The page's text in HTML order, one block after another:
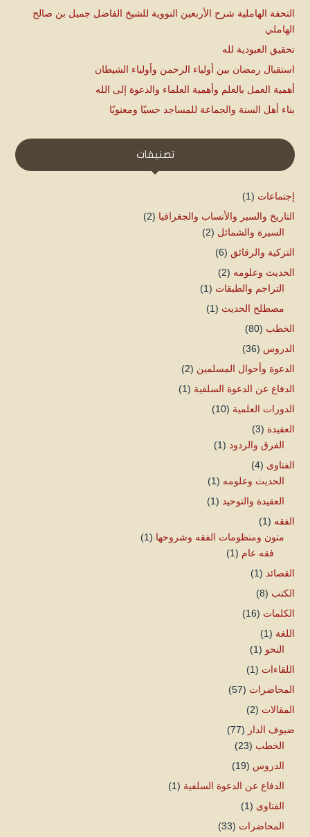
التحفة الهاملية شرح الأربعين النووية للشيخ الفاضل جميل بن صالح
الهاملي
تحقيق العبودية لله
استقبال رمضان بين أولياء الرحمن وأولياء الشيطان
أهمية العمل بالعلم وأهمية العلماء والدعوة إلى الله
بناء أهل السنة والجماعة للمساجد حسيًا ومعنويًا
تصنيفات
إجتماعات (1)
التاريخ والسير والأنساب والجغرافيا (2)
السيرة والشمائل (2)
التزكية والرقائق (6)
الحديث وعلومه (2)
التراجم والطبقات (1)
مصطلح الحديث (1)
الخطب (80)
الدروس (36)
الدعوة وأحوال المسلمين (2)
الدفاع عن الدعوة السلفية (1)
الدورات العلمية (10)
العقيدة (3)
الفرق والردود (1)
الفتاوى (4)
الحديث وعلومه (1)
العقيدة والتوحيد (1)
الفقه (1)
متون ومنظومات الفقه وشروحها (1)
فقه عام (1)
القصائد (1)
الكتب (8)
الكلمات (16)
اللغة (1)
النحو (1)
اللقاءات (1)
المحاضرات (57)
المقالات (2)
ضيوف الدار (77)
الخطب (23)
الدروس (19)
الدفاع عن الدعوة السلفية (1)
الفتاوى (1)
المحاضرات (33)